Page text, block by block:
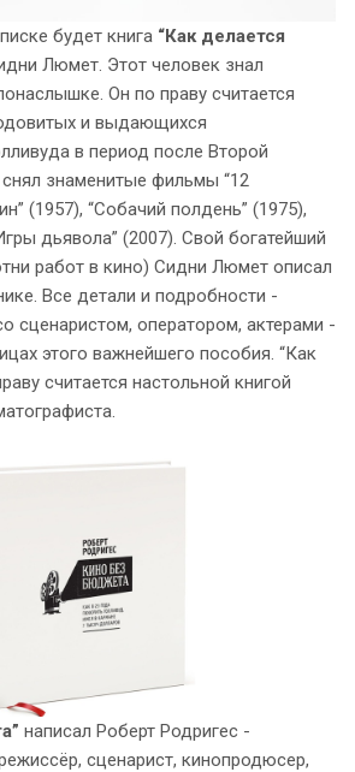
будет книга “Как делается
Люмет. Этот человек знал
Он по праву считается
и выдающихся
в период после Второй
знаменитые фильмы “12
(1957), “Собачий полдень” (1975),
дьявола” (2007). Свой богатейший
работ в кино) Сидни Люмет описал
Все детали и подробности -
сценаристом, оператором, актерами -
этого важнейшего пособия. “Как
считается настольной книгой
написал Роберт Родригес -
сценарист, кинопродюсер,